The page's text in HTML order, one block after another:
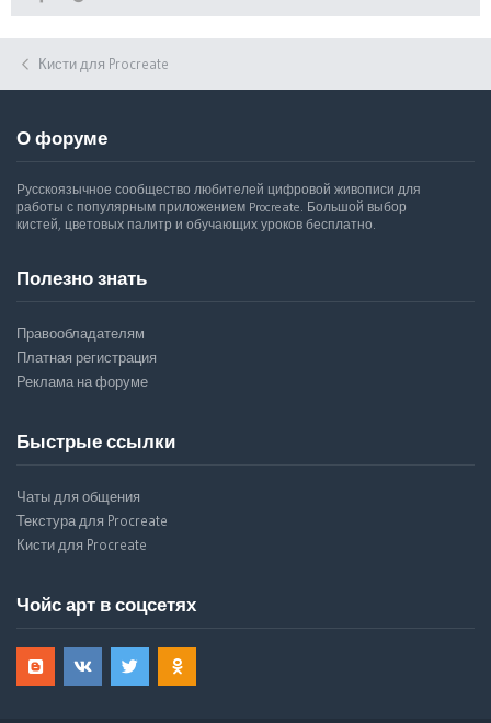
Кисти для Procreate
О форуме
Русскоязычное сообщество любителей цифровой живописи для
работы с популярным приложением Procreate. Большой выбор
кистей, цветовых палитр и обучающих уроков бесплатно.
Полезно знать
Правообладателям
Платная регистрация
Реклама на форуме
Быстрые ссылки
Чаты для общения
Текстура для Procreate
Кисти для Procreate
Чойс арт в соцсетях